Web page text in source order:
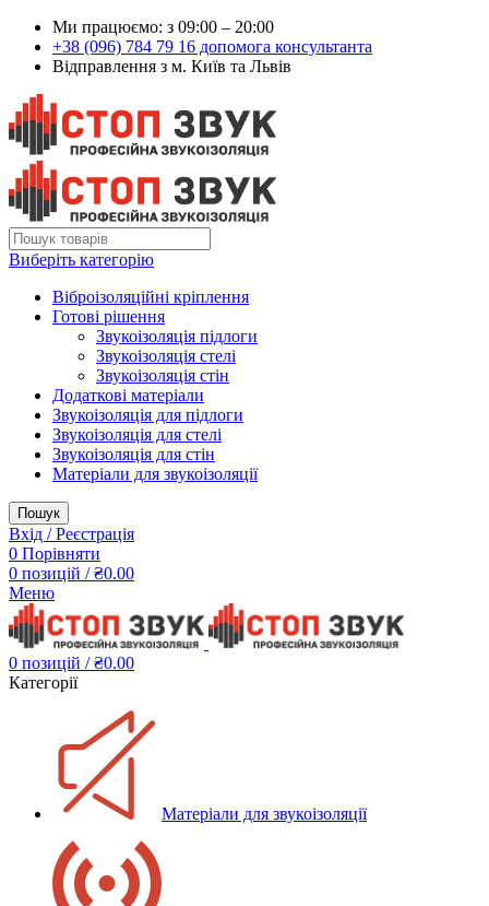
Ми працюємо: з 09:00 – 20:00
+38 (096) 784 79 16 допомога консультанта
Відправлення з м. Київ та Львів
Виберіть категорію
Віброізоляційні кріплення
Готові рішення
Звукоізоляція підлоги
Звукоізоляція стелі
Звукоізоляція стін
Додаткові матеріали
Звукоізоляція для підлоги
Звукоізоляція для стелі
Звукоізоляція для стін
Матеріали для звукоізоляції
Пошук
Вхід / Реєстрація
0 Порівняти
0 позицій / ₴0.00
Меню
0 позицій / ₴0.00
Категорії
Матеріали для звукоізоляції